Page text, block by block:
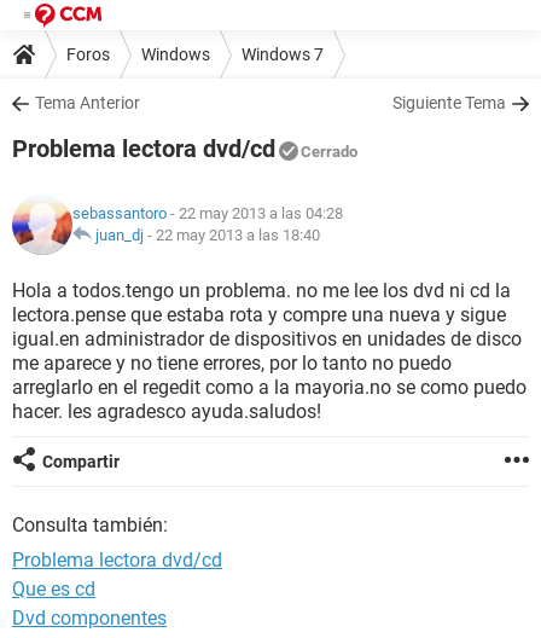
Foros Windows Windows 7
Tema Anterior Siguiente Tema
Problema lectora dvd/cd Cerrado
sebassantoro - 22 may 2013 a las 04:28
juan_dj - 22 may 2013 a las 18:40
Hola a todos.tengo un problema. no me lee los dvd ni cd la
lectora.pense que estaba rota y compre una nueva y sigue
igual.en administrador de dispositivos en unidades de disco
me aparece y no tiene errores, por lo tanto no puedo
arreglarlo en el regedit como a la mayoria.no se como puedo
hacer. les agradesco ayuda.saludos!
Compartir
Consulta también:
Problema lectora dvd/cd
Que es cd
Dvd componentes